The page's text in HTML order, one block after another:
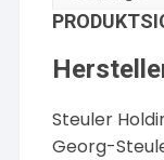
Steuler
Georg-